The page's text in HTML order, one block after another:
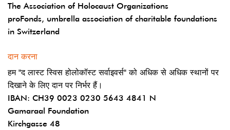
The Association of Holocaust Organizations
proFonds, umbrella association of charitable foundations
in Switzerland
दान करना
हम "द लास्ट स्विस होलोकॉस्ट सर्वाइवर्स" को अधिक से अधिक स्थानों पर
दिखाने के लिए दान पर निर्भर हैं।
IBAN: CH39 0023 0230 5643 4841 N
Gamaraal Foundation
Kirchgasse 48